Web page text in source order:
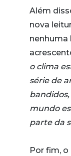
Além
nova
nenhuma
o clima
série de
mundo
parte da
Por fim,